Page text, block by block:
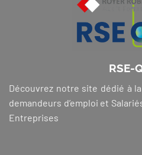
RSE-
Découvrez notre site dédié à la
demandeurs d’emploi et
Entreprises